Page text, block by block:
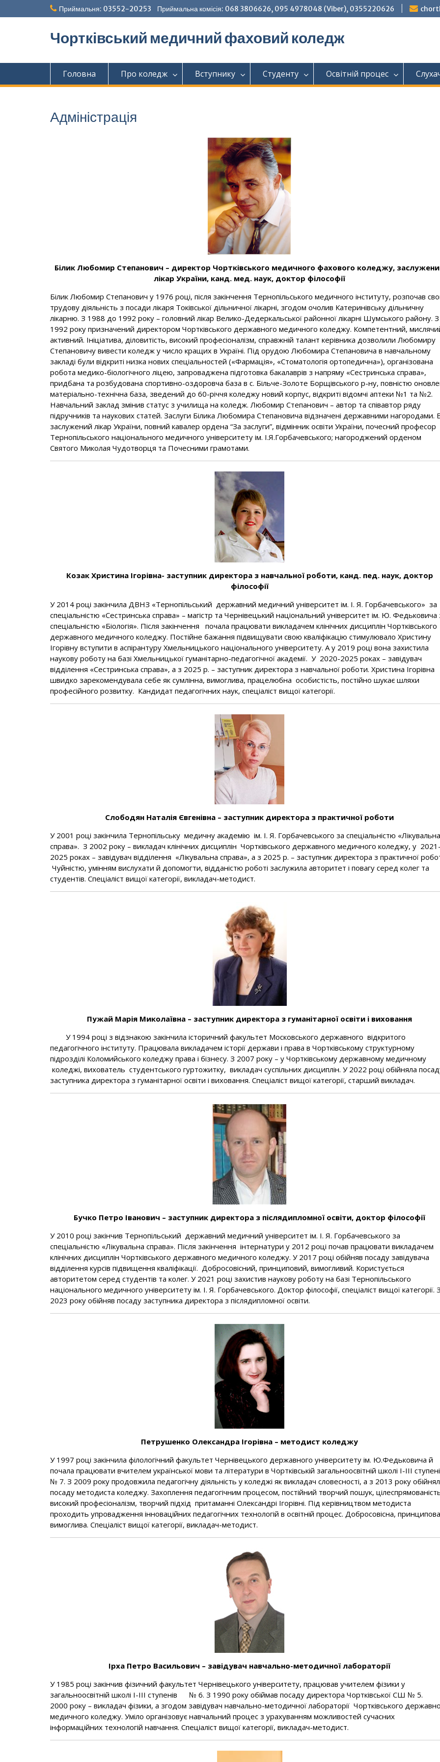
до
Приймальня: 03552-20253 Приймальна комісія: 068 3806626, 095 4978048 (Viber), 0355220626
Чортківський медичний фаховий коледж
Головна Про коледж Вступнику Студенту Освітній процес
Адміністрація
Білик Любомир Степанович – директор Чортківського медичного фахового коледжу,
лікар України, канд. мед. наук, доктор філософії
Білик Любомир Степанович у 1976 році, після закінчення Тернопільського медичного інституту, розпочав
трудову діяльність з посади лікаря Токівської дільничної лікарні, згодом очолив Катеринівську дільничну
лікарню. З 1988 до 1992 року – головний лікар Велико-Дедеркальської районної лікарні Шумського району. З
1992 року призначений директором Чортківського державного медичного коледжу. Компетентний,
активний. Ініціатива, діловитість, високий професіоналізм, справжній талант керівника дозволили Любомиру
Степановичу вивести коледж у число кращих в Україні. Під орудою Любомира Степановича в навчальному
закладі були відкриті низка нових спеціальностей («Фармація», «Стоматологія ортопедична»), організована
робота медико-біологічного ліцею, запроваджена підготовка бакалаврів з напряму «Сестринська справа»,
придбана та розбудована спортивно-оздоровча база в с. Більче-Золоте Борщівського р-ну, повністю
матеріально-технічна база, зведений до 60-річчя коледжу новий корпус, відкриті відомчі аптеки №1 та №2.
Навчальний заклад змінив статус з училища на коледж. Любомир Степанович – автор та співавтор ряду
підручників та наукових статей. Заслуги Білика Любомира Cтепановича відзначені державними нагородами.
заслужений лікар України, повний кавалер ордена “За заслуги”, відмінник освіти України, почесний професор
Тернопільського національного медичного університету ім. І.Я.Горбачевського; нагороджений орденом
Святого Миколая Чудотворця та Почесними грамотами.
Козак Христина Ігорівна- заступник директора з навчальної роботи, канд. пед. наук, доктор
філософії
У 2014 році закінчила ДВНЗ «Тернопільський державний медичний університет ім. І. Я. Горбачевського» за
спеціальністю «Сестринська справа» – магістр та Чернівецький національний університет ім. Ю. Федьковича
спеціальністю «Біологія». Після закінчення почала працювати викладачем клінічних дисциплін Чортківського
державного медичного коледжу. Постійне бажання підвищувати свою кваліфікацію стимулювало Христину
Ігорівну вступити в аспірантуру Хмельницького національного університету. А у 2019 році вона захистила
наукову роботу на базі Хмельницької гуманітарно-педагогічної академії. У 2020-2025 роках – завідувач
відділення «Сестринська справа», а з 2025 р. – заступник директора з навчальної роботи. Христина Ігорівна
швидко зарекомендувала себе як сумлінна, вимоглива, працелюбна особистість, постійно шукає шляхи
професійного розвитку. Кандидат педагогічних наук, спеціаліст вищої категорії.
Слободян Наталія Євгенівна – заступник директора з практичної роботи
У 2001 році закінчила Тернопільську медичну академію ім. І. Я. Горбачевського за спеціальністю «Лікувальна
справа». З 2002 року – викладач клінічних дисциплін Чортківського державного медичного коледжу, у
2025 роках – завідувач відділення «Лікувальна справа», а з 2025 р. – заступник директора з практичної
Чуйністю, умінням вислухати й допомогти, відданістю роботі заслужила авторитет і повагу серед колег та
студентів. Спеціаліст вищої категорії, викладач-методист.
Пужай Марія Миколаївна – заступник директора з гуманітарної освіти і виховання
У 1994 році з відзнакою закінчила історичний факультет Московського державного відкритого
педагогічного інституту. Працювала викладачем історії держави і права в Чортківському структурному
підрозділі Коломийського коледжу права і бізнесу. З 2007 року – у Чортківському державному медичному
коледжі, вихователь студентського гуртожитку, викладач суспільних дисциплін. У 2022 році обійняла
заступника директора з гуманітарної освіти і виховання. Спеціаліст вищої категорії, старший викладач.
Бучко Петро Іванович – заступник директора з післядипломної освіти, доктор філософії
У 2010 році закінчив Тернопільський державний медичний університет ім. І. Я. Горбачевського за
спеціальністю «Лікувальна справа». Після закінчення інтернатури у 2012 році почав працювати викладачем
клінічних дисциплін Чортківського державного медичного коледжу. У 2017 році обійняв посаду завідувача
відділення курсів підвищення кваліфікації. Добросовісний, принциповий, вимогливий. Користується
авторитетом серед студентів та колег. У 2021 році захистив наукову роботу на базі Тернопільського
національного медичного університету ім. І. Я. Горбачевського. Доктор філософії, спеціаліст вищої категорії.
2023 року обійняв посаду заступника директора з післядипломної освіти.
Петрушенко Олександра Ігорівна – методист коледжу
У 1997 році закінчила філологічний факультет Чернівецького державного університету ім. Ю.Федьковича й
почала працювати вчителем української мови та літератури в Чортківській загальноосвітній школі І-ІІІ
№ 7. З 2009 року продовжила педагогічну діяльність у коледжі як викладач словесності, а з 2013 року
посаду методиста коледжу. Захоплення педагогічним процесом, постійний творчий пошук,
високий професіоналізм, творчий підхід притаманні Олександрі Ігорівні. Під керівництвом методиста
проходить упровадження інноваційних педагогічних технологій в освітній процес. Добросовісна,
вимоглива. Спеціаліст вищої категорії, викладач-методист.
Ірха Петро Васильович – завідувач навчально-методичної лабораторії
У 1985 році закінчив фізичний факультет Чернівецького університету, працював учителем фізики у
загальноосвітній школі І-ІІІ ступенів № 6. З 1990 року обіймав посаду директора Чортківської СШ №
2000 року – викладач фізики, а згодом завідувач навчально-методичної лабораторії Чортківського
медичного коледжу. Уміло організовує навчальний процес з урахуванням можливостей сучасних
інформаційних технологій навчання. Спеціаліст вищої категорії, викладач-методист.